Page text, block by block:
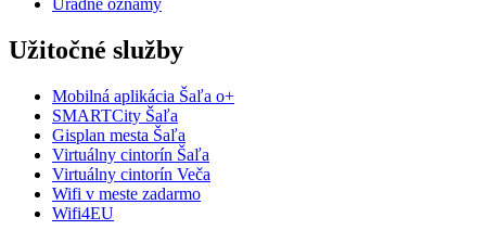
Úradné oznamy
Užitočné služby
Mobilná aplikácia Šaľa o+
SMARTCity Šaľa
Gisplan mesta Šaľa
Virtuálny cintorín Šaľa
Virtuálny cintorín Veča
Wifi v meste zadarmo
Wifi4EU